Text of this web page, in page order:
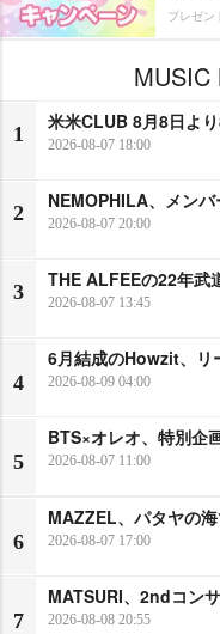
プレゼン
MUSIC
1
米米CLUB 8月8日よ
2026-08-07 18:00
2
NEMOPHILA、メン
2026-08-07 20:00
3
THE ALFEEの22年武
2026-08-07 13:45
4
6月結成のHowzit、リ
2026-08-09 04:00
5
BTS×オレオ、特別企
2026-08-07 11:00
6
MAZZEL、パタヤの
2026-08-07 17:00
7
MATSURI、2ndコン
2026-08-08 20:55